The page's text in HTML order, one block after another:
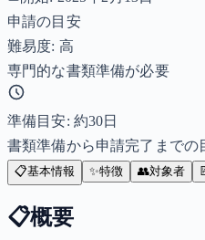
申請の目安
難易度: 高
専門的な書類準備が必要
準備目安: 約30日
書類準備から申請完了までの
📋基本情報 ✨特徴 👥対象者
📋概要